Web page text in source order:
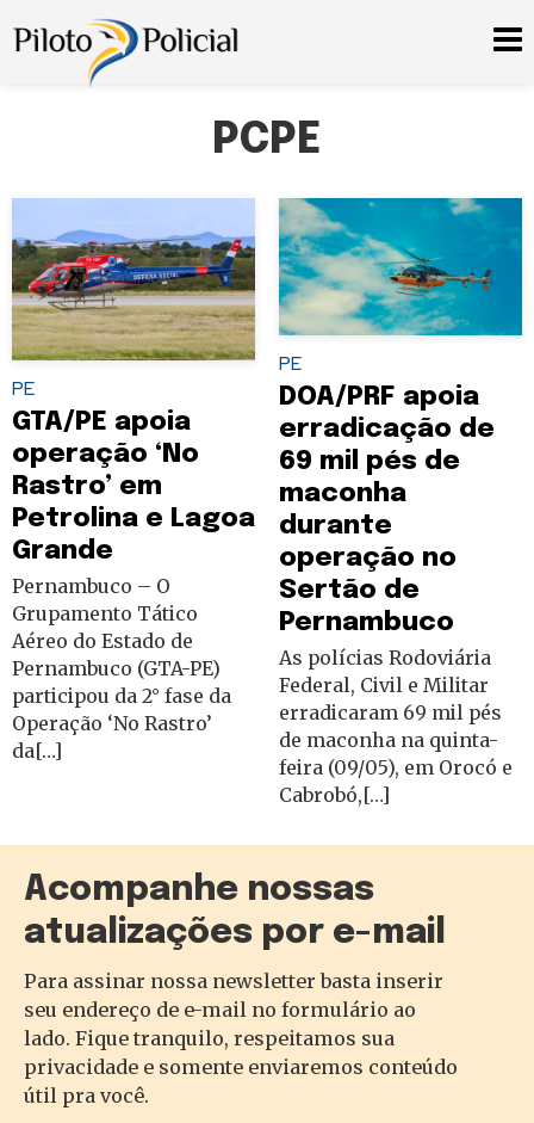
PCPE
PE
GTA/PE apoia
operação ‘No
Rastro’ em
Petrolina e Lagoa
Grande
Pernambuco – O
Grupamento Tático
Aéreo do Estado de
Pernambuco (GTA-PE)
participou da 2° fase da
Operação ‘No Rastro’
da[…]
PE
DOA/PRF apoia
erradicação de
69 mil pés de
maconha
durante
operação no
Sertão de
Pernambuco
As polícias Rodoviária
Federal, Civil e Militar
erradicaram 69 mil pés
de maconha na quinta-
feira (09/05), em Orocó e
Cabrobó,[…]
Acompanhe nossas
atualizações por e-mail
Para assinar nossa newsletter basta inserir
seu endereço de e-mail no formulário ao
lado. Fique tranquilo, respeitamos sua
privacidade e somente enviaremos conteúdo
útil pra você.